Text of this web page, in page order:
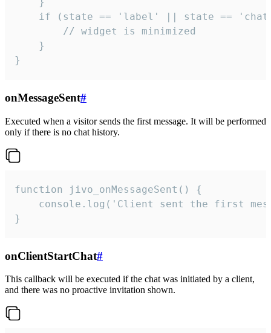
    }
if (state == 'label' || state ==
        // widget is minimized
    }
}
onMessageSent#
Executed when a visitor sends the first message. It will be performed
only if there is no chat history.
function jivo_onMessageSent() {
console.log('Client sent the first
}
onClientStartChat#
This callback will be executed if the chat was initiated by a client,
and there was no proactive invitation shown.